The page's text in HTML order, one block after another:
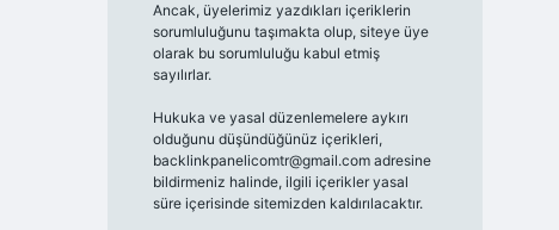
Ancak, üyelerimiz yazdıkları içeriklerin
sorumluluğunu taşımakta olup, siteye üye
olarak bu sorumluluğu kabul etmiş
sayılırlar.
Hukuka ve yasal düzenlemelere aykırı
olduğunu düşündüğünüz içerikleri,
backlinkpanelicomtr@gmail.comadresine
bildirmeniz halinde, ilgili içerikler yasal
süre içerisinde sitemizden kaldırılacaktır.